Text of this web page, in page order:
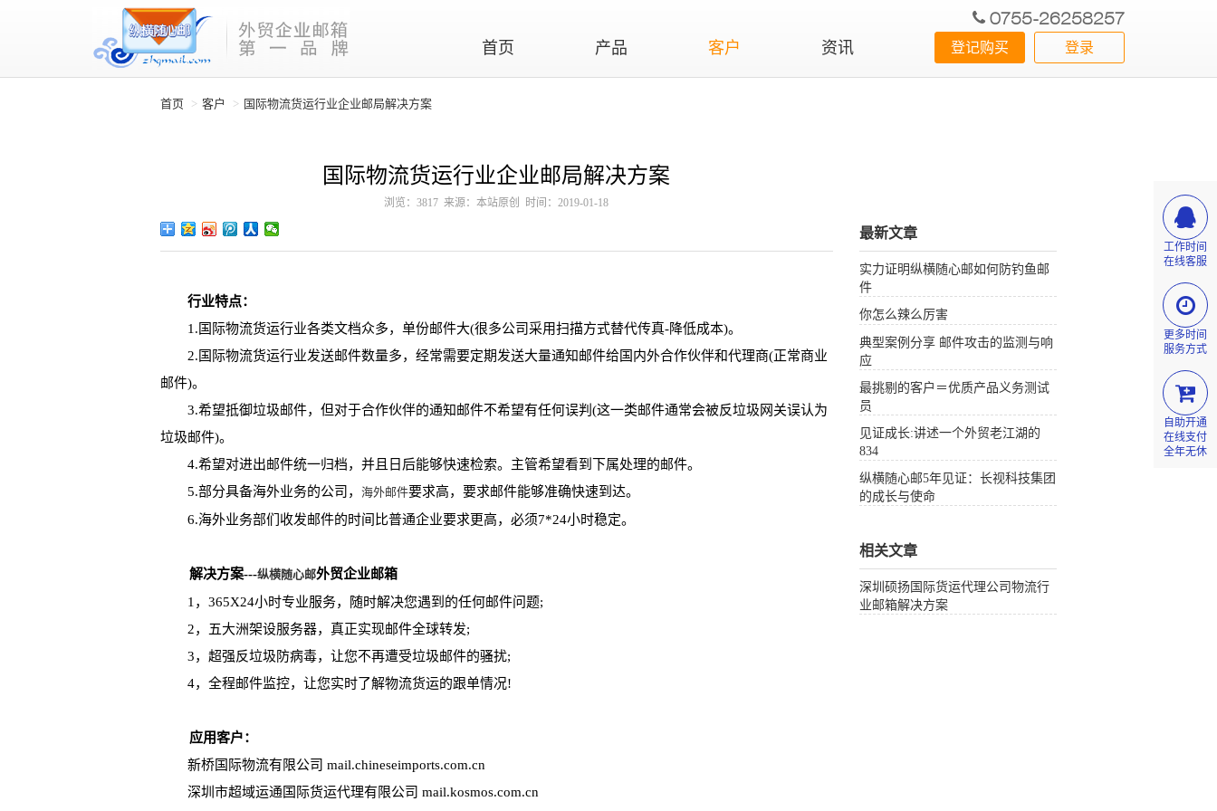
首页 产品 客户 资讯
0755-26258257
登录
登记购买
首页 客户 国际物流货运行业企业邮局解决方案
国际物流货运行业企业邮局解决方案
浏览：3817 来源：本站原创 时间：2019-01-18
行业特点：
1.国际物流货运行业各类文档众多，单份邮件大(很多公司采用扫描方式替代传真-降低成本)。
2.国际物流货运行业发送邮件数量多，经常需要定期发送大量通知邮件给国内外合作伙伴和代理商(正常商业
邮件)。
3.希望抵御垃圾邮件，但对于合作伙伴的通知邮件不希望有任何误判(这一类邮件通常会被反垃圾网关误认为
垃圾邮件)。
4.希望对进出邮件统一归档，并且日后能够快速检索。主管希望看到下属处理的邮件。
5.部分具备海外业务的公司， 海外邮件要求高，要求邮件能够准确快速到达。
6.海外业务部们收发邮件的时间比普通企业要求更高，必须7*24小时稳定。
解决方案---纵横随心邮外贸企业邮箱
1，365X24小时专业服务，随时解决您遇到的任何邮件问题;
2，五大洲架设服务器，真正实现邮件全球转发;
3，超强反垃圾防病毒，让您不再遭受垃圾邮件的骚扰;
4，全程邮件监控，让您实时了解物流货运的跟单情况!
应用客户：
新桥国际物流有限公司 mail.chineseimports.com.cn
深圳市超域运通国际货运代理有限公司 mail.kosmos.com.cn
最新文章
实力证明纵横随心邮如何防钓鱼邮
件
你怎么辣么厉害
典型案例分享 邮件攻击的监测与响
应
最挑剔的客户＝优质产品义务测试
员
见证成长:讲述一个外贸老江湖的
834
纵横随心邮5年见证：长视科技集团
的成长与使命
相关文章
深圳硕扬国际货运代理公司物流行
业邮箱解决方案
工作时间
在线客服
更多时间
服务方式
自助开通
在线支付
全年无休